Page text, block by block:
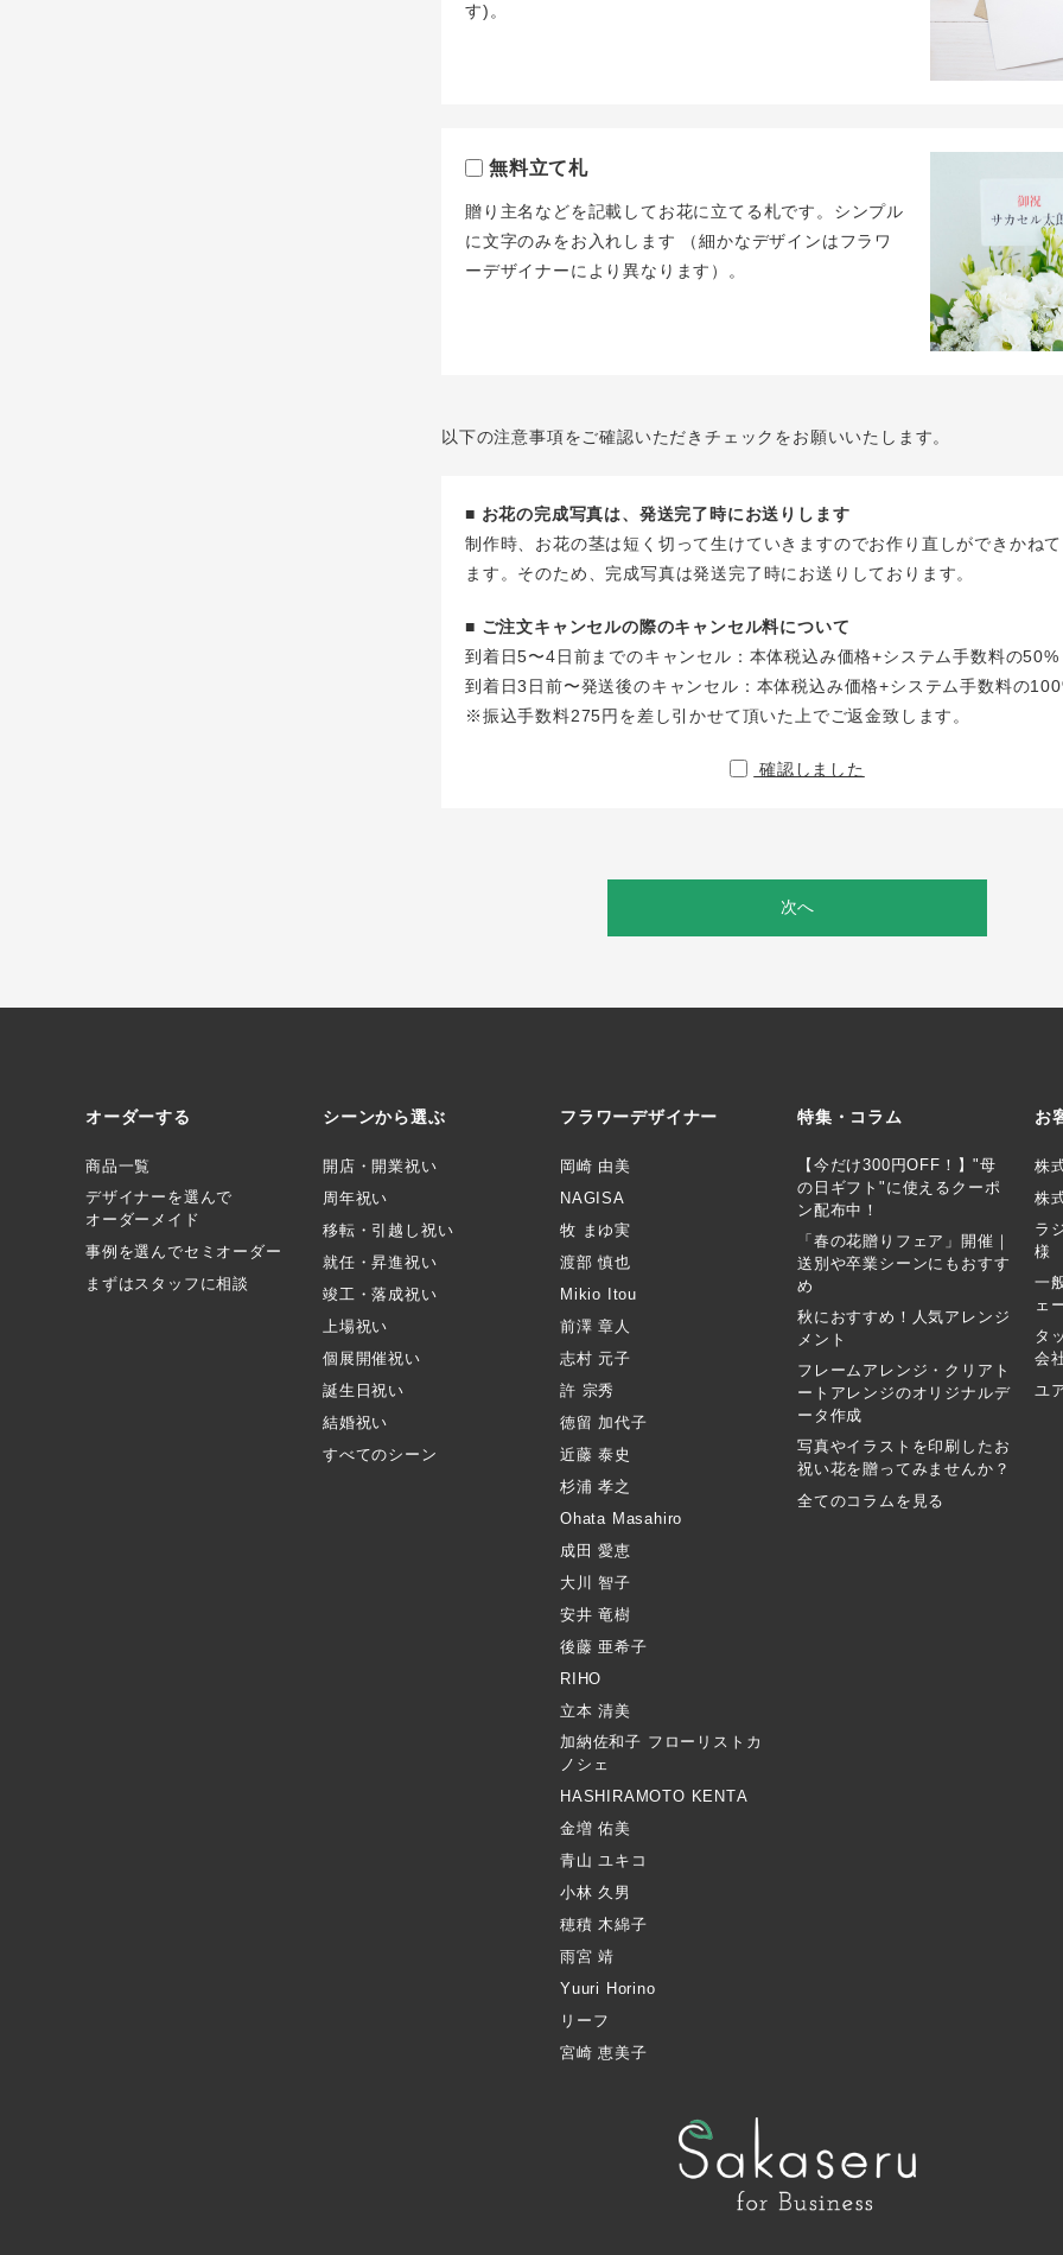
す)。
無料立て札
贈り主名などを記載してお花に立てる札です。シンプル
に文字のみをお入れします （細かなデザインはフラワ
ーデザイナーにより異なります）。
以下の注意事項をご確認いただきチェックをお願いいたします。
■ お花の完成写真は、発送完了時にお送りします
制作時、お花の茎は短く切って生けていきますのでお作り直しができかね
ます。そのため、完成写真は発送完了時にお送りしております。
■ ご注文キャンセルの際のキャンセル料について
到着日5〜4日前までのキャンセル：本体税込み価格+システム手数料の50%
到着日3日前〜発送後のキャンセル：本体税込み価格+システム手数料の
※振込手数料275円を差し引かせて頂いた上でご返金致します。
確認しました
次へ
オーダーする
商品一覧
デザイナーを選んで
オーダーメイド
事例を選んでセミオーダー
まずはスタッフに相談
シーンから選ぶ
開店・開業祝い
周年祝い
移転・引越し祝い
就任・昇進祝い
竣工・落成祝い
上場祝い
個展開催祝い
誕生日祝い
結婚祝い
すべてのシーン
フラワーデザイナー
岡崎 由美
NAGISA
牧 まゆ実
渡部 慎也
Mikio Itou
前澤 章人
志村 元子
許 宗秀
徳留 加代子
近藤 泰史
杉浦 孝之
Ohata Masahiro
成田 愛恵
大川 智子
安井 竜樹
後藤 亜希子
RIHO
立本 清美
加納佐和子 フローリストカ
ノシェ
HASHIRAMOTO KENTA
金増 佑美
青山 ユキコ
小林 久男
穂積 木綿子
雨宮 靖
Yuuri Horino
リーフ
宮崎 恵美子
特集・コラム
【今だけ300円OFF！】"母
の日ギフト"に使えるクーポ
ン配布中！
「春の花贈りフェア」開催｜
送別や卒業シーンにもおすす
め
秋におすすめ！人気アレンジ
メント
フレームアレンジ・クリアト
ートアレンジのオリジナルデ
ータ作成
写真やイラストを印刷したお
祝い花を贈ってみませんか？
全てのコラムを見る
お
株
株
ラ
様
一
ェ
タ
会
ユ